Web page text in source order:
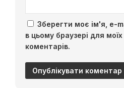
Зберегти моє ім'я, e-
в цьому браузері для
коментарів.